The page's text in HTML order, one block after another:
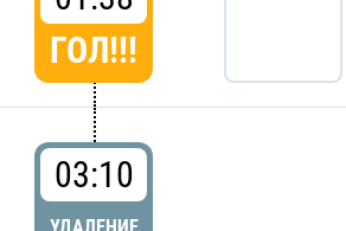
ГОЛ!!!
03:10
УДАЛЕНИЕ